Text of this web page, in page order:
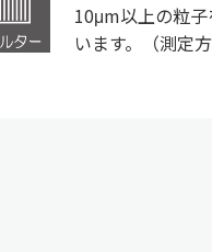
10μm以上の粒
います。（測定